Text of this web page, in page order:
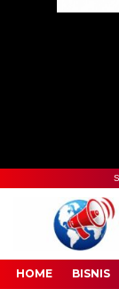
00:00
HOME BISNIS